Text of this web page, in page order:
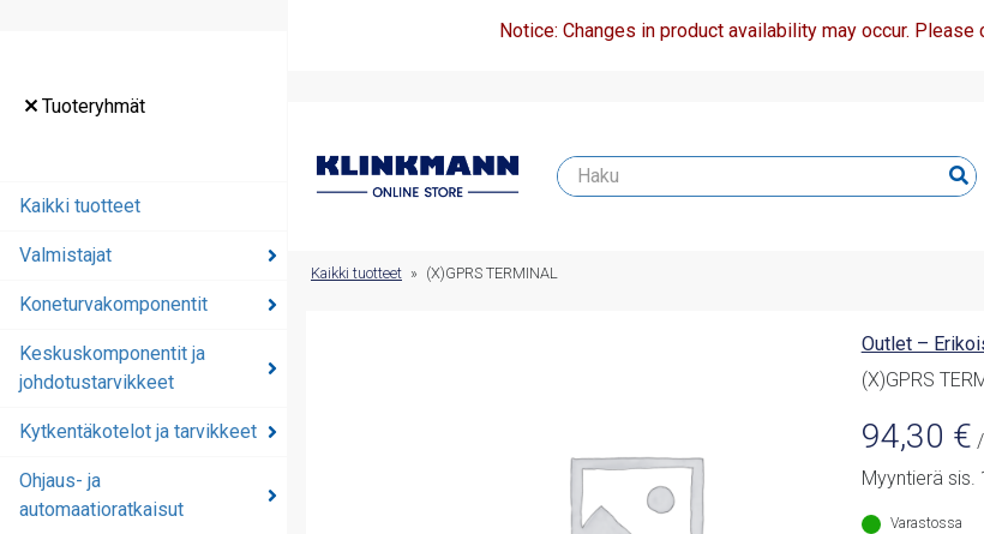
Tuoteryhmät
Kaikki tuotteet
Valmistajat
Koneturvakomponentit
Keskuskomponentit ja
johdotustarvikkeet
Kytkentäkotelot ja tarvikkeet
Ohjaus- ja
automaatioratkaisut
Notice: Changes in product availability may occur.
Kaikki tuotteet » (X)GPRS TERMINAL
Outlet –
(X)GPRS
94,30 €
Myyntierä sis.
Varastossa